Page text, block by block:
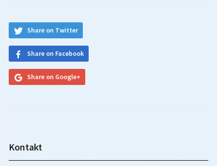
Share on Twitter
Share on Facebook
Share on Google+
Kontakt